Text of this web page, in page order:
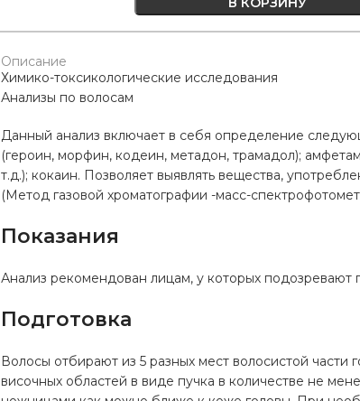
Описание
Химико-токсикологические исследования
Анализы по волосам
Данный анализ включает в себя определение
(героин, морфин, кодеин, метадон, трамадол);
т.д.); кокаин. Позволяет выявлять вещества,
(Метод газовой хроматографии -масс-
Показания
Анализ рекомендован лицам, у которых подозревают
Подготовка
Волосы отбирают из 5 разных мест волосистой части
височных областей в виде пучка в количестве не